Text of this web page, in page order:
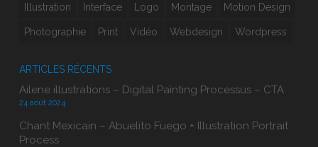
Illustration Interface Logo Montage Motion Design
Photographie Print Vidéo Webdesign Wordpress
ARTICLES RÉCENTS
Ailene illustrations – Digital Painting Processus – CTA
24 août 2024
Chant Mexicain – Abuelito Fuego + Illustration Portrait
Process